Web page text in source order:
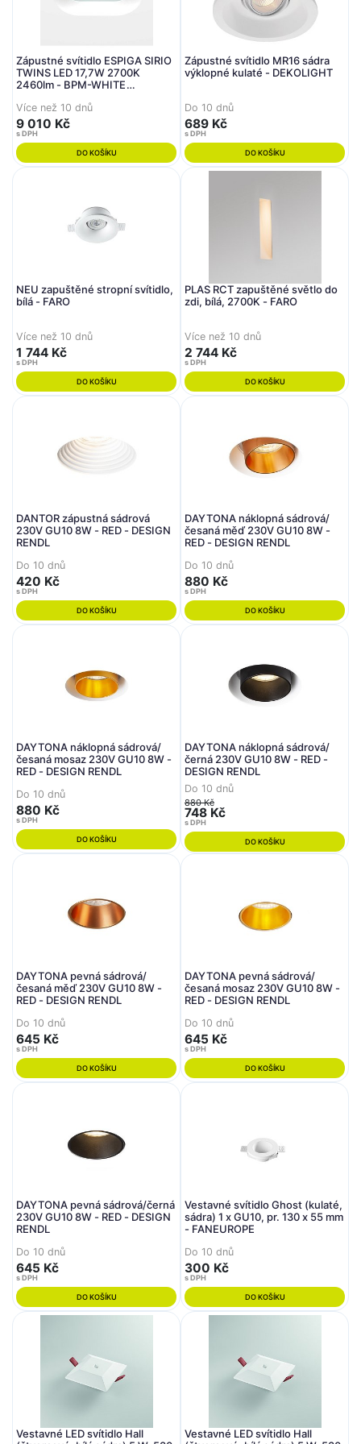
Zápustné svítidlo ESPIGA SIRIO
TWINS LED 17,7W 2700K
2460lm - BPM-WHITE
Více než 10 dnů
9 010 Kč
s DPH
DO KOŠÍKU
Zápustné svítidlo MR16 sádra
výklopné kulaté - DEKOLIGHT
Do 10 dnů
689 Kč
s DPH
DO KOŠÍKU
NEU zapuštěné stropní svítidlo,
bílá - FARO
Více než 10 dnů
1 744 Kč
s DPH
DO KOŠÍKU
PLAS RCT zapuštěné světlo do
zdi, bílá, 2700K - FARO
Více než 10 dnů
2 744 Kč
s DPH
DO KOŠÍKU
DANTOR zápustná sádrová
230V GU10 8W - RED - DESIGN
RENDL
Do 10 dnů
420 Kč
s DPH
DO KOŠÍKU
DAYTONA náklopná sádrová/
česaná měď 230V GU10 8W -
RED - DESIGN RENDL
Do 10 dnů
880 Kč
s DPH
DO KOŠÍKU
DAYTONA náklopná sádrová/
česaná mosaz 230V GU10 8W -
RED - DESIGN RENDL
Do 10 dnů
880 Kč
s DPH
DO KOŠÍKU
DAYTONA náklopná sádrová/
černá 230V GU10 8W - RED -
DESIGN RENDL
Do 10 dnů
880 Kč
748 Kč
s DPH
DO KOŠÍKU
DAYTONA pevná sádrová/
česaná měď 230V GU10 8W -
RED - DESIGN RENDL
Do 10 dnů
645 Kč
s DPH
DO KOŠÍKU
DAYTONA pevná sádrová/
česaná mosaz 230V GU10 8W -
RED - DESIGN RENDL
Do 10 dnů
645 Kč
s DPH
DO KOŠÍKU
DAYTONA pevná sádrová/černá
230V GU10 8W - RED - DESIGN
RENDL
Do 10 dnů
645 Kč
s DPH
DO KOŠÍKU
Vestavné svítidlo Ghost (kulaté,
sádra) 1 x GU10, pr. 130 x 55 mm
- FANEUROPE
Do 10 dnů
300 Kč
s DPH
DO KOŠÍKU
Vestavné LED svítidlo Hall
Vestavné LED svítidlo Hall